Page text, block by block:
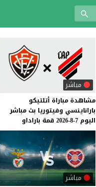
مباشر
مشاهدة مباراة أتلتيكو
باراناينسي وفيتوريا بث مباشر
اليوم 7-8-2026 قمة باراداو
مباشر